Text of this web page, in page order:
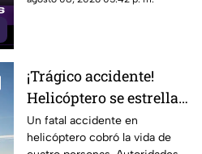
¡Trágico accidente!
Helicóptero se estrella
en zona boscosa y
mueren cuatro
Un fatal accidente en
helicóptero cobró la vida de